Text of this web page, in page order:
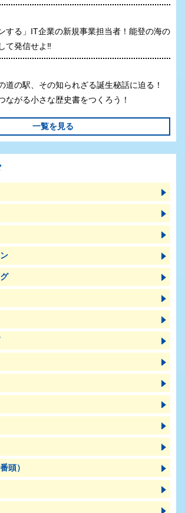
する」IT企業の新規事業担当者！能登の海の
て発信せよ‼
道の駅、その知られざる誕生秘話に迫る！
ながる小さな歴史書をつくろう！
一覧を見る
頭）